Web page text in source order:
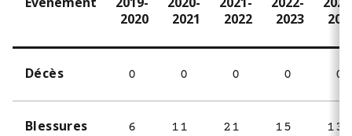
2020
2021
2022
2023
Décès 0 0 0 0 0
Blessures
6 11 21 15 13